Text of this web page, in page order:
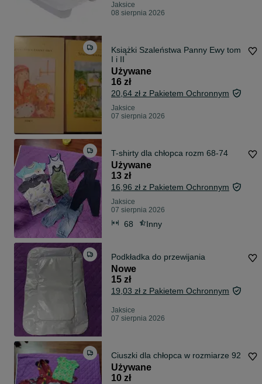
Jaksice
08 sierpnia 2026
Książki Szaleństwa Panny Ewy tom
I i II
Używane
16 zł
20,64 zł z Pakietem Ochronnym
Jaksice
07 sierpnia 2026
T-shirty dla chłopca rozm 68-74
Używane
13 zł
16,96 zł z Pakietem Ochronnym
Jaksice
07 sierpnia 2026
68 Inny
Podkładka do przewijania
Nowe
15 zł
19,03 zł z Pakietem Ochronnym
Jaksice
07 sierpnia 2026
Ciuszki dla chłopca w rozmiarze 92
Używane
10 zł